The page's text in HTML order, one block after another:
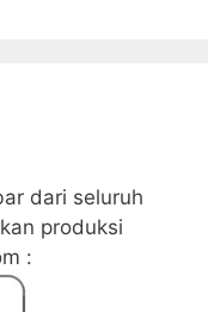
dari seluruh
produksi
: